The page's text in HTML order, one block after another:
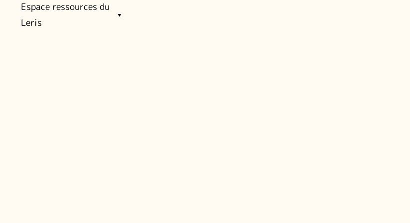
Espace ressources du
Leris